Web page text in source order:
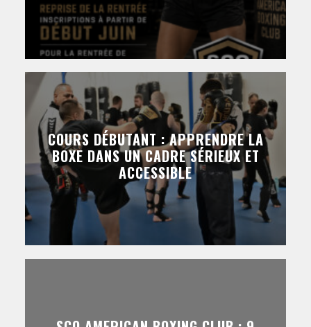
COURS DÉBUTANT : APPRENDRE LA
BOXE DANS UN CADRE SÉRIEUX ET
ACCESSIBLE